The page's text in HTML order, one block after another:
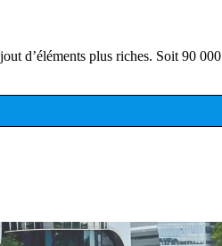
d’éléments plus riches. Soit 90